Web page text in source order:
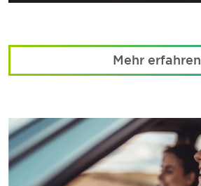
Mehr erfahren